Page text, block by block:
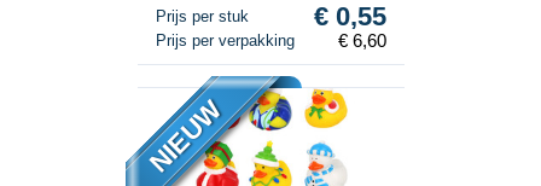
Prijs per stuk € 0,55
Prijs per verpakking € 6,60
NIEUW